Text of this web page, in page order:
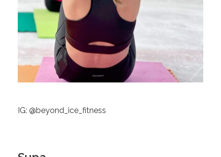
IG: @beyond_ice_fitness